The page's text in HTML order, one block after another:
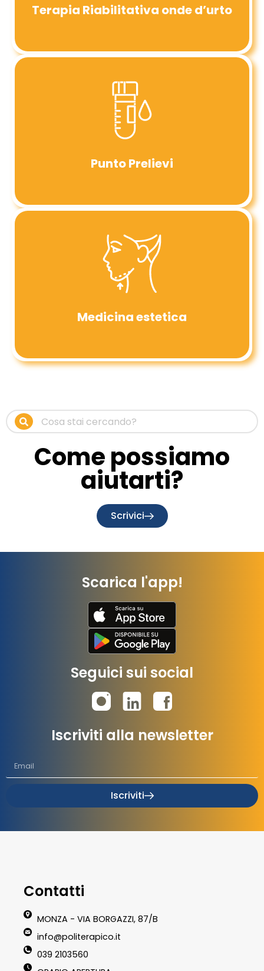
Terapia Riabilitativa onde d’urto
Punto Prelievi
Medicina estetica
Come possiamo
aiutarti?
Scrivici
Scarica l'app!
Seguici sui social
Iscriviti alla newsletter
Iscriviti
Contatti
MONZA - VIA BORGAZZI, 87/B
info@politerapico.it
039 2103560